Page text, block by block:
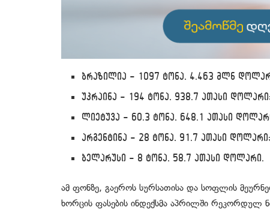
ბრაზილია — 1097 ტონა, 4.463 მლნ
უკრაინა — 194 ტონა, 938.7 ათასი დოლარი;
ლიეტუვა — 60.3 ტონა, 648.1 ათასი
არგენტინა — 28 ტონა, 91.7 ათასი დოლარი;
ბელარუსი — 8 ტონა, 58.7 ათასი დოლარი.
ამ ფონზე, გაეროს სურსათისა და სოფლის
ხორცის ფასების ინდექსმა აპრილში რეკორდულ